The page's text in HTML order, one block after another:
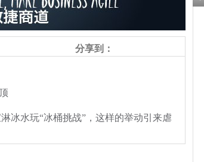
分享到：
水玩“冰桶挑战”，这样的举动引来虐